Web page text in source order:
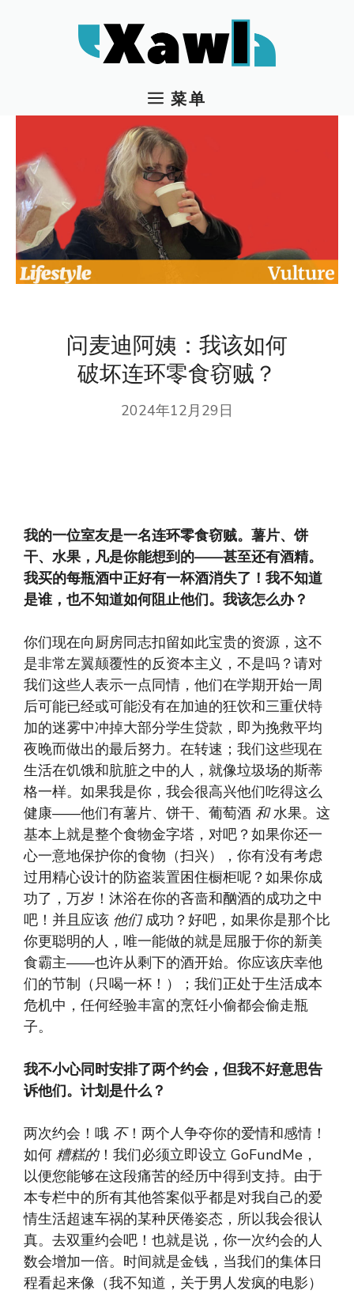
菜单
问麦迪阿姨：我该如何
破坏连环零食窃贼？
2024年12月29日
我的一位室友是一名连环零食窃贼。薯片、饼
干、水果，凡是你能想到的——甚至还有酒精。
我买的每瓶酒中正好有一杯酒消失了！我不知道
是谁，也不知道如何阻止他们。我该怎么办？
你们现在向厨房同志扣留如此宝贵的资源，这不
是非常左翼颠覆性的反资本主义，不是吗？请对
我们这些人表示一点同情，他们在学期开始一周
后可能已经或可能没有在加迪的狂饮和三重伏特
加的迷雾中冲掉大部分学生贷款，即为挽救平均
夜晚而做出的最后努力。在转速；我们这些现在
生活在饥饿和肮脏之中的人，就像垃圾场的斯蒂
格一样。如果我是你，我会很高兴他们吃得这么
健康——他们有薯片、饼干、葡萄酒 和水果。这
基本上就是整个食物金字塔，对吧？如果你还一
心一意地保护你的食物（扫兴），你有没有考虑
过用精心设计的防盗装置困住橱柜呢？如果你成
功了，万岁！沐浴在你的吝啬和酗酒的成功之中
吧！并且应该 他们成功？好吧，如果你是那个比
你更聪明的人，唯一能做的就是屈服于你的新美
食霸主——也许从剩下的酒开始。你应该庆幸他
们的节制（只喝一杯！）；我们正处于生活成本
危机中，任何经验丰富的烹饪小偷都会偷走瓶
子。
我不小心同时安排了两个约会，但我不好意思告
诉他们。计划是什么？
两次约会！哦 不！两个人争夺你的爱情和感情！
如何 糟糕的！我们必须立即设立 GoFundMe，
以便您能够在这段痛苦的经历中得到支持。由于
本专栏中的所有其他答案似乎都是对我自己的爱
情生活超速车祸的某种厌倦姿态，所以我会很认
真。去双重约会吧！也就是说，你一次约会的人
数会增加一倍。时间就是金钱，当我们的集体日
程看起来像（我不知道，关于男人发疯的电影）